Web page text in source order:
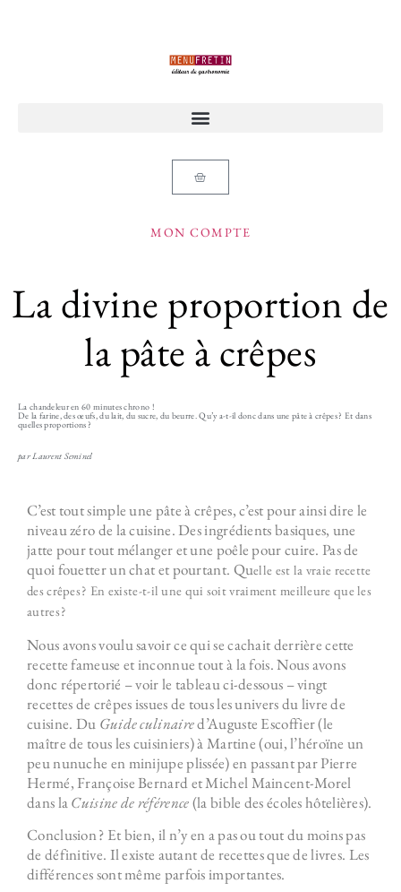
MON COMPTE
La divine proportion de
la pâte à crêpes
La chandeleur en 60 minutes chrono !
De la farine, des œufs, du lait, du sucre, du beurre. Qu’y a-t-il donc dans une pâte à crêpes ? Et dans
quelles proportions ?
par Laurent Seminel
C’est tout simple une pâte à crêpes, c’est pour ainsi dire le
niveau zéro de la cuisine. Des ingrédients basiques, une
jatte pour tout mélanger et une poêle pour cuire. Pas de
quoi fouetter un chat et pourtant. Quelle est la vraie recette
des crêpes ? En existe-t-il une qui soit vraiment meilleure que les
autres ?
Nous avons voulu savoir ce qui se cachait derrière cette
recette fameuse et inconnue tout à la fois. Nous avons
donc répertorié – voir le tableau ci-dessous – vingt
recettes de crêpes issues de tous les univers du livre de
cuisine. Du Guide culinaired’Auguste Escoffier (le
maître de tous les cuisiniers) à Martine (oui, l’héroïne un
peu nunuche en minijupe plissée) en passant par Pierre
Hermé, Françoise Bernard et Michel Maincent-Morel
dans laCuisine de référence(la bible des écoles hôtelières).
Conclusion ? Et bien, il n’y en a pas ou tout du moins pas
de définitive. Il existe autant de recettes que de livres. Les
différences sont même parfois importantes.